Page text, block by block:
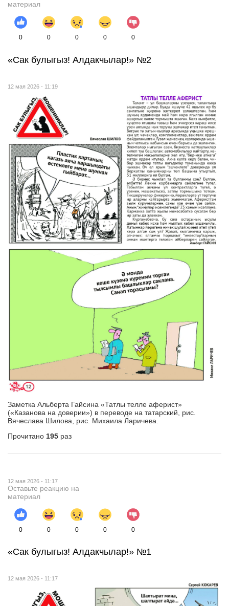
материал
0 0 0 0 0
«Сак булыгыз! Алдакчылар!» №2
12 мая 2026 - 11:19
Заметка Альберта Гайсина «Татлы телле аферист»
(«Казанова на доверии») в переводе на татарский, рис.
Вячеслава Шилова, рис. Михаила Ларичева.
Прочитано 195 раз
12 мая 2026 - 11:17
Оставьте реакцию на
материал
0 0 0 0 0
«Сак булыгыз! Алдакчылар!» №1
12 мая 2026 - 11:17